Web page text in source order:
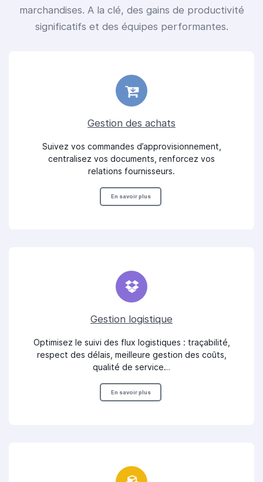
marchandises. A la clé, des gains de productivité
significatifs et des équipes performantes.
Gestion des achats
Suivez vos commandes d’approvisionnement,
centralisez vos documents, renforcez vos
relations fournisseurs.
En savoir plus
Gestion logistique
Optimisez le suivi des flux logistiques : traçabilité,
respect des délais, meilleure gestion des coûts,
qualité de service…
En savoir plus